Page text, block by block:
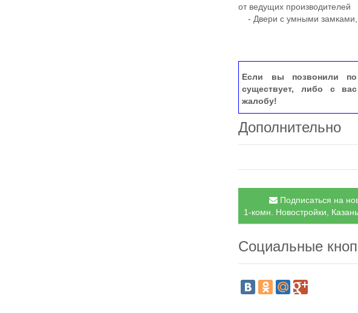
от ведущих производителей
- Двери с умными замками,
Если вы позвонили
существует, либо с
жалобу!
Дополнительно
Подписаться на
1-комн. Новостройки,
Социальные